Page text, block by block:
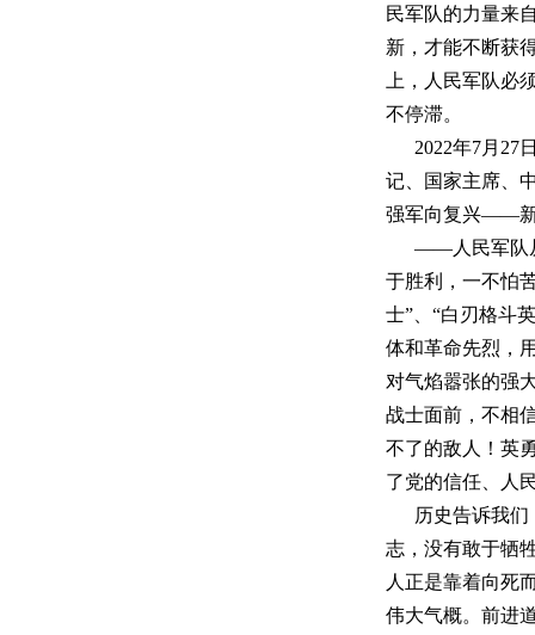
民军队的力量来
新，才能不断获
上，人民军队必
不停滞。
2022年7月27
记、国家主席、
强军向复兴——新
——人民军队
于胜利，一不怕
士”、“白刃格斗
体和革命先烈，
对气焰嚣张的强
战士面前，不相
不了的敌人！英
了党的信任、人
历史告诉我
志，没有敢于牺
人正是靠着向死
伟大气概。前进